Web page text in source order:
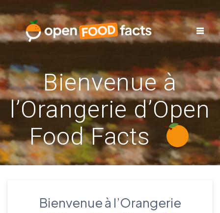
content
Bienvenue à
l’Orangerie d’Open
Food Facts
Bienvenue à l’Orangerie